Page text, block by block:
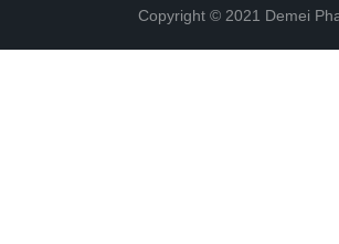
Copyright © 2021 Demei